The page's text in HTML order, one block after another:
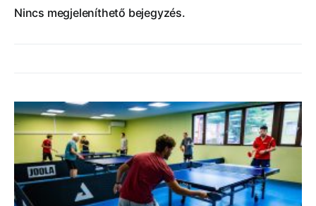
Nincs megjeleníthető bejegyzés.